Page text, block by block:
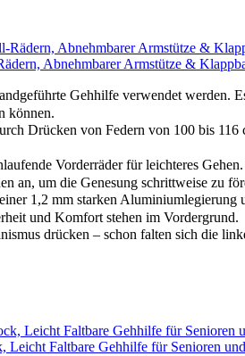
Abnehmbarer Armstütze &
Gehhilfe verwendet
können.
Drücken von Federn von 100 bis
Vorderräder für leichteres
an, um die Genesung schrittweise zu
1,2 mm starken
und Komfort stehen im Vordergrund.
drücken – schon falten sich die
Leicht Faltbare Gehhilfe für Senioren